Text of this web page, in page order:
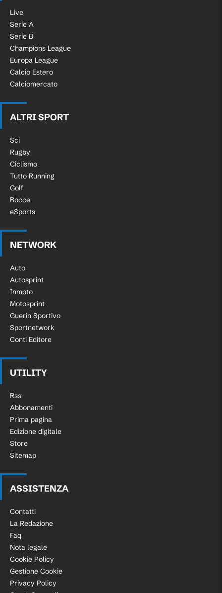
Live
Serie A
Serie B
Champions League
Europa League
Calcio Estero
Calciomercato
ALTRI SPORT
Sci
Rugby
Ciclismo
Tutto Running
Golf
Bocce
eSports
NETWORK
Auto
Autosprint
Inmoto
Motosprint
Guerin Sportivo
Sportnetwork
Conti Editore
UTILITY
Rss
Abbonamenti
Prima pagina
Edizione digitale
Store
Sitemap
ASSISTENZA
Contatti
La Redazione
Faq
Nota legale
Cookie Policy
Gestione Cookie
Privacy Policy